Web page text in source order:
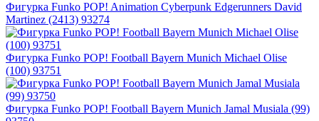
Фигурка Funko POP! Animation Cyberpunk Edgerunners David
Martinez (2413) 93274
Фигурка Funko POP! Football Bayern Munich Michael Olise
(100) 93751
Фигурка Funko POP! Football Bayern Munich Jamal Musiala (99)